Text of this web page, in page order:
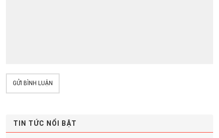
GỬI BÌNH LUẬN
TIN TỨC NỔI BẬT